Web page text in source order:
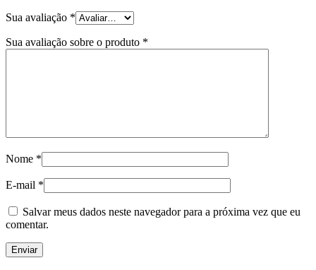
Sua avaliação *
Sua avaliação sobre o produto *
Nome *
E-mail *
Salvar meus dados neste navegador para a próxima vez que eu
comentar.